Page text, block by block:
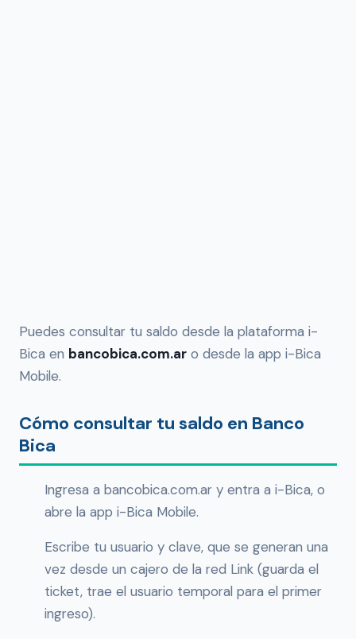
Puedes consultar tu saldo desde la plataforma i-
Bica en bancobica.com.ar o desde la app i-Bica
Mobile.
Cómo consultar tu saldo en Banco
Bica
Ingresa a bancobica.com.ar y entra a i-Bica, o
abre la app i-Bica Mobile.
Escribe tu usuario y clave, que se generan una
vez desde un cajero de la red Link (guarda el
ticket, trae el usuario temporal para el primer
ingreso).